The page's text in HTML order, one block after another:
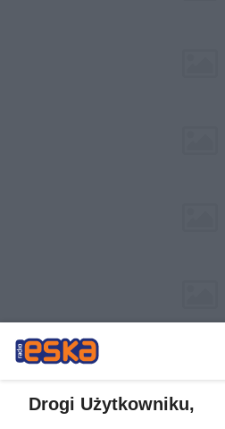
Drogi Użytkowniku,